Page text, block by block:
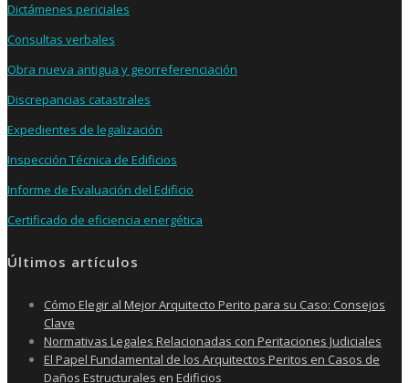
Dictámenes periciales
Consultas verbales
Obra nueva antigua y georreferenciación
Discrepancias catastrales
Expedientes de legalización
Inspección Técnica de Edificios
Informe de Evaluación del Edificio
Certificado de eficiencia energética
Últimos artículos
Cómo Elegir al Mejor Arquitecto Perito para su Caso: Consejos
Clave
Normativas Legales Relacionadas con Peritaciones Judiciales
El Papel Fundamental de los Arquitectos Peritos en Casos de
Daños Estructurales en Edificios